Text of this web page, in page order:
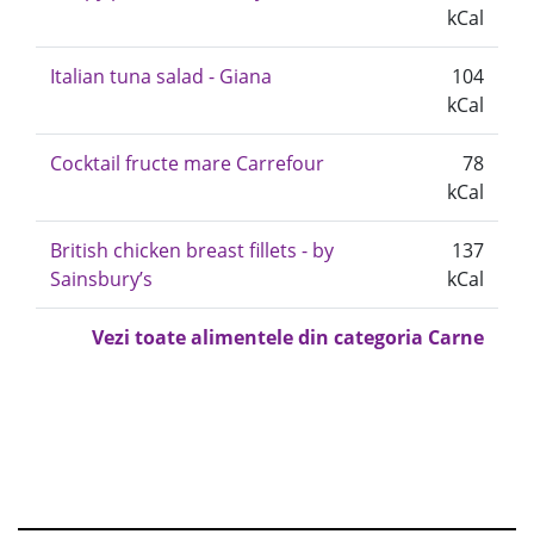
kCal
Italian tuna salad - Giana
104
kCal
Cocktail fructe mare Carrefour
78
kCal
British chicken breast fillets - by
Sainsbury’s
137
kCal
Vezi toate alimentele din categoria Carne